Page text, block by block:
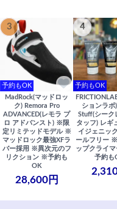
3
予約もOK
MadRock(マッドロッ
ク) Remora Pro
ADVANCED(レモラ プ
ロ アドバンスト) ※限
定リミテッドモデル ※
マッドロック最強XFラ
バー採用 ※異次元のフ
リクション ※予約も
OK
28,600円
4
予約もOK
ションラボ
Stuff(シーク
タッフ) レギ
イジェニッ
ールフリー
ップクライ
予約も